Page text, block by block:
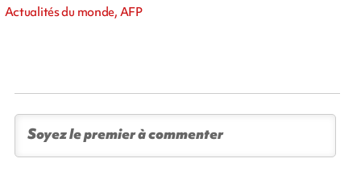
Actualités du monde, AFP